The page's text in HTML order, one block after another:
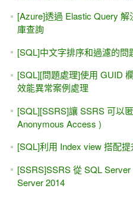
[Azure]透過 Elastic Query
庫查詢
[SQL]中文字排序和過濾的問
[SQL][問題處理]使用 GUID
效能異常案例處理
[SQL][SSRS]讓 SSRS 可以
Anonymous Access )
[SQL]利用 Index view 搭配提
[SSRS]SSRS 從 SQL
Server 2014